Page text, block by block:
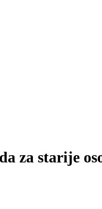
za starije